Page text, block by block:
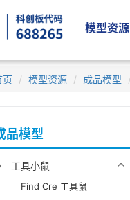
模型资源
页 模型资源 成品模型
品模型
工具小鼠
Find Cre 工具鼠